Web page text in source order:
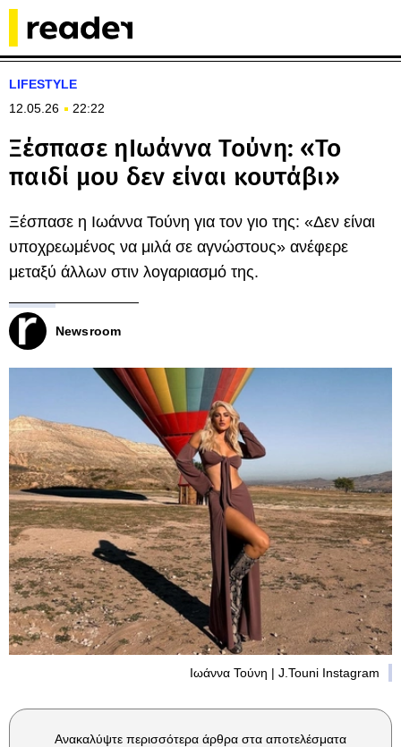
LIFESTYLE
12.05.26
22:22
Ξέσπασε ηΙωάννα Τούνη: «Το
παιδί μου δεν είναι κουτάβι»
Ξέσπασε η Ιωάννα Τούνη για τον γιο της: «Δεν είναι
υποχρεωμένος να μιλά σε αγνώστους» ανέφερε
μεταξύ άλλων στιν λογαριασμό της.
Newsroom
Ιωάννα Τούνη | J.Touni Instagram
Ανακαλύψτε περισσότερα άρθρα στα αποτελέσματα